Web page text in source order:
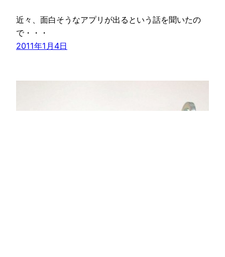
近々、面白そうなアプリが出るという話を聞いたの
で・・・
2011年1月4日